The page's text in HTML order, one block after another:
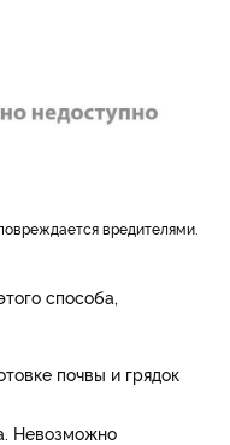
вредителями.
способа,
почвы и грядок
Невозможно